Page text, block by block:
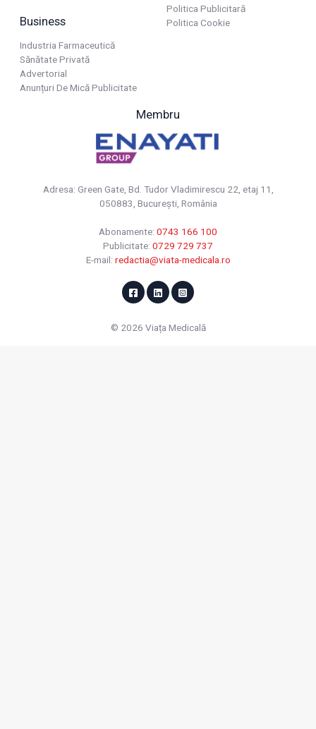
Business
Industria Farmaceutică
Sănătate Privată
Advertorial
Anunțuri De Mică Publicitate
Politica Publicitară
Politica Cookie
Membru
Adresa: Green Gate, Bd. Tudor Vladimirescu 22, etaj 11,
050883, Bucureşti, România
Abonamente: 0743 166 100
Publicitate: 0729 729 737
E-mail: redactia@viata-medicala.ro
© 2026 Viața Medicală